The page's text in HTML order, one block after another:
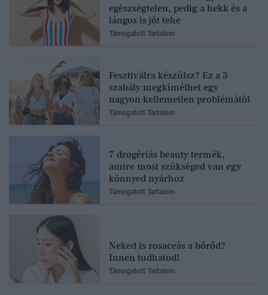
egészségtelen, pedig a hekk és a
lángos is jót tehe
Támogatott Tartalom
Fesztiválra készülsz? Ez a 3
szabály megkímélhet egy
nagyon kellemetlen problémától
Támogatott Tartalom
7 drogériás beauty termék,
amire most szükséged van egy
könnyed nyárhoz
Támogatott Tartalom
Neked is rosaceás a bőrőd?
Innen tudhatod!
Támogatott Tartalom